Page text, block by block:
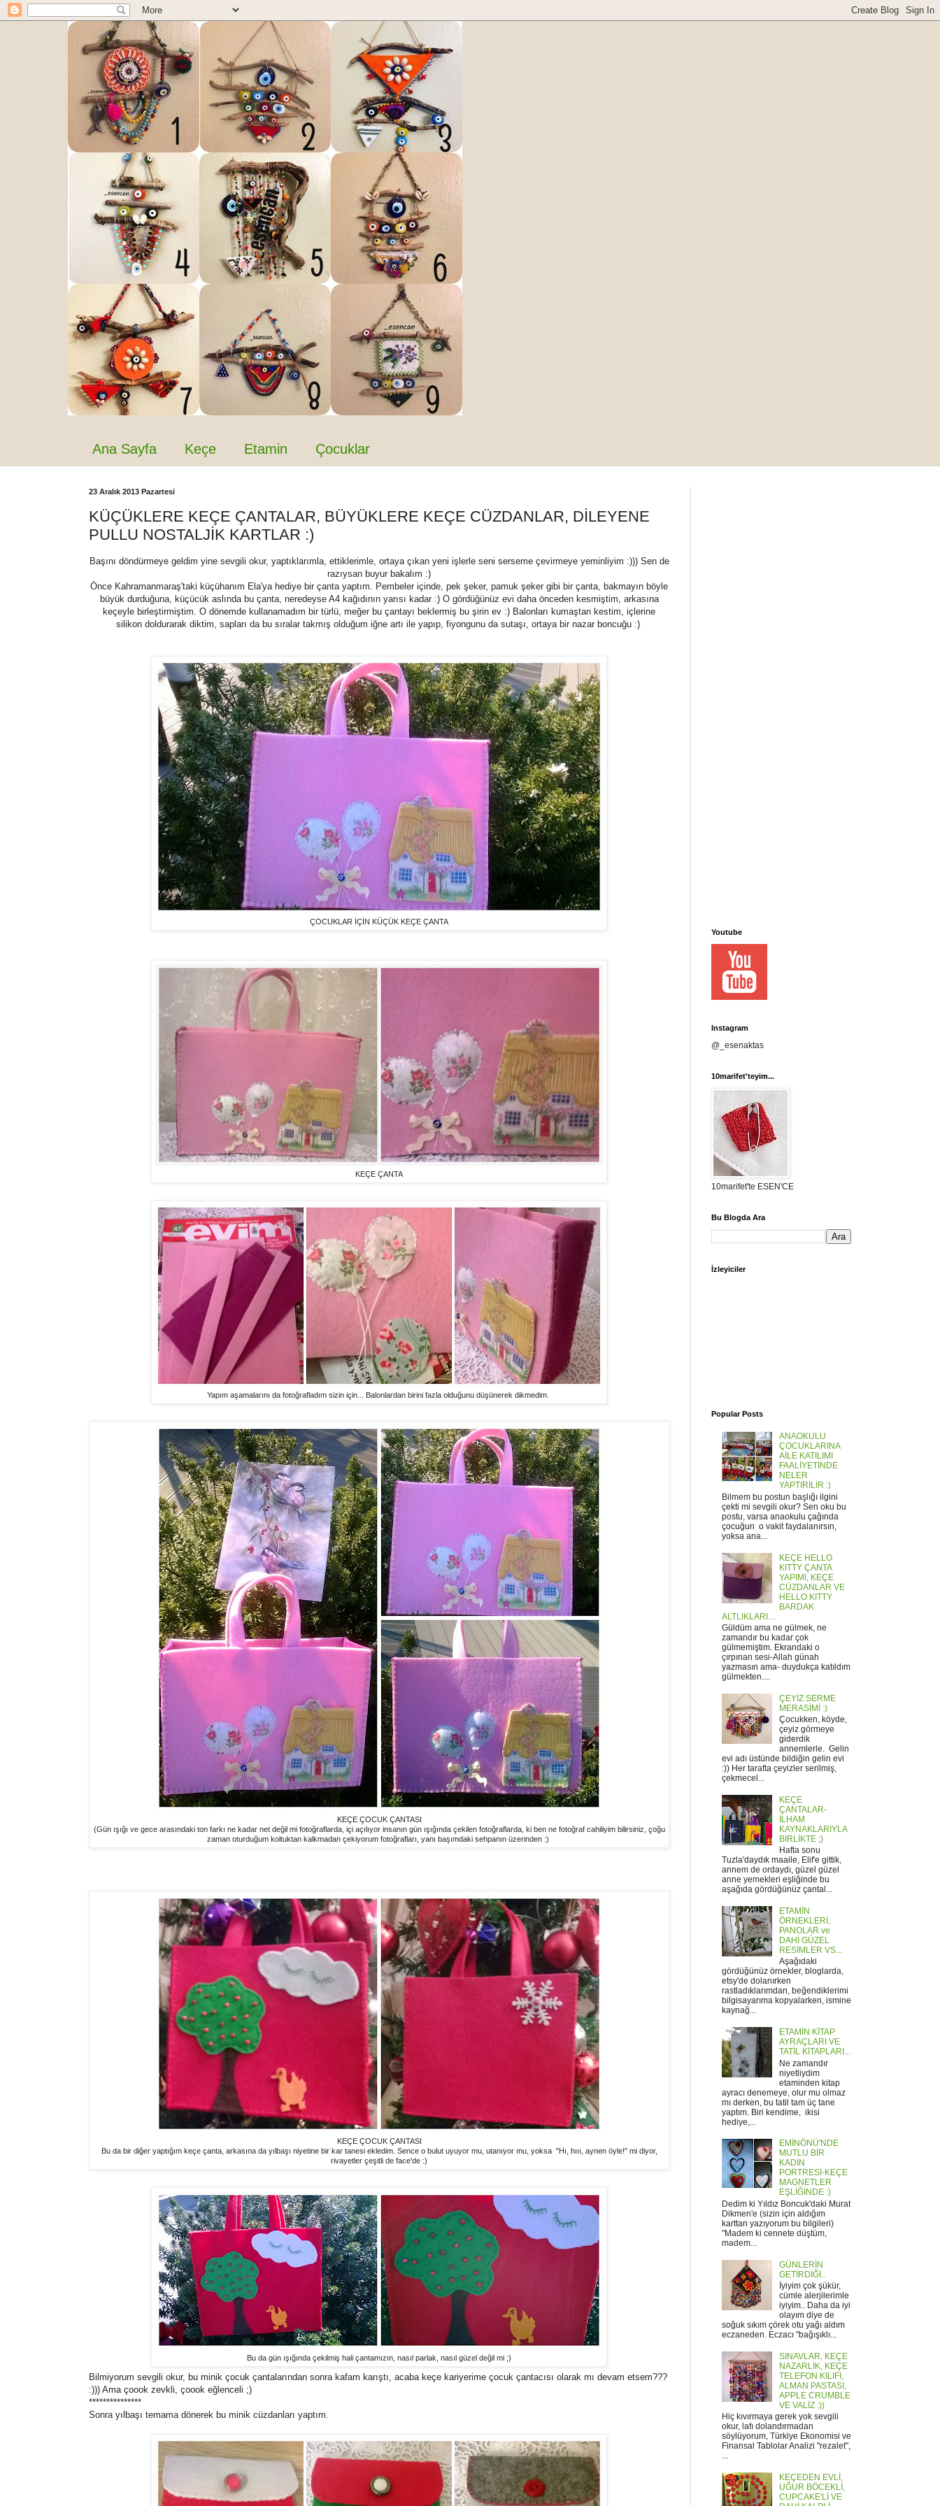
Ana Sayfa Keçe Etamin Çocuklar
23 Aralık 2013 Pazartesi
KÜÇÜKLERE KEÇE ÇANTALAR, BÜYÜKLERE KEÇE CÜZDANLAR, DİLEYENE
PULLU NOSTALJİK KARTLAR :)
Başını döndürmeye geldim yine sevgili okur, yaptıklarımla, ettiklerimle, ortaya çıkan yeni işlerle seni serseme çevirmeye yeminliyim :))) Sen de
razıysan buyur bakalım :)
Önce Kahramanmaraş'taki küçühanım Ela'ya hediye bir çanta yaptım. Pembeler içinde, pek şeker, pamuk şeker gibi bir çanta, bakmayın böyle
büyük durduğuna, küçücük aslında bu çanta, neredeyse A4 kağıdının yarısı kadar :) O gördüğünüz evi daha önceden kesmiştim, arkasına
keçeyle birleştirmiştim. O dönemde kullanamadım bir türlü, meğer bu çantayı beklermiş bu şirin ev :) Balonları kumaştan kestim, içlerine
silikon doldurarak diktim, sapları da bu sıralar takmış olduğum iğne artı ile yapıp, fiyongunu da sutaşı, ortaya bir nazar boncuğu :)
ÇOCUKLAR İÇİN KÜÇÜK KEÇE ÇANTA
KEÇE ÇANTA
Yapım aşamalarını da fotoğrafladım sizin için... Balonlardan birini fazla olduğunu düşünerek dikmedim.
KEÇE ÇOCUK ÇANTASI
(Gün ışığı ve gece arasındaki ton farkı ne kadar net değil mi fotoğraflarda, içi açılıyor insanın gün ışığında çekilen fotoğraflarda, ki ben ne fotoğraf cahiliyim bilirsiniz, çoğu
zaman oturduğum koltuktan kalkmadan çekiyorum fotoğrafları, yanı başımdaki sehpanın üzerinden :)
KEÇE ÇOCUK ÇANTASI
Bu da bir diğer yaptığım keçe çanta, arkasına da yılbaşı niyetine bir kar tanesi ekledim. Sence o bulut uyuyor mu, utanıyor mu, yoksa "Hı, hııı, aynen öyle!" mi diyor,
rivayetler çeşitli de face'de :)
Bu da gün ışığında çekilmiş hali çantamızın, nasıl parlak, nasıl güzel değil mi ;)
Bilmiyorum sevgili okur, bu minik çocuk çantalarından sonra kafam karıştı, acaba keçe kariyerime çocuk çantacısı olarak mı devam etsem???
:))) Ama çoook zevkli, çoook eğlenceli ;)
***************
Sonra yılbaşı temama dönerek bu minik cüzdanları yaptım.
Youtube
Instagram
@_esenaktas
10marifet'teyim...
10marifet'te ESEN'CE
Bu Blogda Ara
İzleyiciler
Popular Posts
ANAOKULU
ÇOCUKLARINA
AİLE KATILIMI
FAALİYETİNDE
NELER
YAPTIRILIR :)
Bilmem bu postun başlığı ilgini
çekti mi sevgili okur? Sen oku bu
postu, varsa anaokulu çağında
çocuğun o vakit faydalanırsın,
yoksa ana...
KEÇE HELLO
KITTY ÇANTA
YAPIMI, KEÇE
CÜZDANLAR VE
HELLO KITTY
BARDAK
ALTLIKLARI....
Güldüm ama ne gülmek, ne
zamandır bu kadar çok
gülmemiştim. Ekrandaki o
çırpınan sesi-Allah günah
yazmasın ama- duydukça katıldım
gülmekten....
ÇEYİZ SERME
MERASİMİ :)
Çocukken, köyde,
çeyiz görmeye
giderdik
annemlerle. Gelin
evi adı üstünde bildiğin gelin evi
:)) Her tarafta çeyizler serilmiş,
çekmecel...
KEÇE
ÇANTALAR-
İLHAM
KAYNAKLARIYLA
BİRLİKTE ;)
Hafta sonu
Tuzla'daydık maaile, Elif'e gittik,
annem de ordaydı, güzel güzel
anne yemekleri eşliğinde bu
aşağıda gördüğünüz çantal...
ETAMİN
ÖRNEKLERİ,
PANOLAR ve
DAHİ GÜZEL
RESİMLER VS...
Aşağıdaki
gördüğünüz örnekler, bloglarda,
etsy'de dolanırken
rastladıklarımdan, beğendiklerimi
bilgisayarıma kopyalarken, ismine
kaynağ...
ETAMİN KİTAP
AYRAÇLARI VE
TATİL KİTAPLARI...
Ne zamandır
niyetliydim
etaminden kitap
ayracı denemeye, olur mu olmaz
mı derken, bu tatil tam üç tane
yaptım. Biri kendime, ikisi
hediye,...
EMİNÖNÜ'NDE
MUTLU BİR
KADIN
PORTRESİ-KEÇE
MAGNETLER
EŞLİĞİNDE :)
Dedim ki Yıldız Boncuk'daki Murat
Dikmen'e (sizin için aldığım
karttan yazıyorum bu bilgileri)
"Madem ki cennete düştüm,
madem...
GÜNLERİN
GETİRDİĞİ..
İyiyim çok şükür,
cümle alerjilerimle
iyiyim.. Daha da iyi
olayım diye de
soğuk sıkım çörek otu yağı aldım
eczaneden. Eczacı "bağışıklı...
SINAVLAR, KEÇE
NAZARLIK, KEÇE
TELEFON KILIFI,
ALMAN PASTASI,
APPLE CRUMBLE
VE VALİZ :))
Hiç kıvırmaya gerek yok sevgili
okur, lafı dolandırmadan
söylüyorum, Türkiye Ekonomisi ve
Finansal Tablolar Analizi "rezalet",
...
KEÇEDEN EVLİ,
UĞUR BÖCEKLİ,
CUPCAKE'Lİ VE